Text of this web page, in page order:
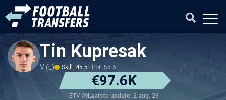
Tin Kupresak
V (L) Skill: 45.5 Pot: 55.5
€97.6K
ETV Laatste update: 2 aug. 26